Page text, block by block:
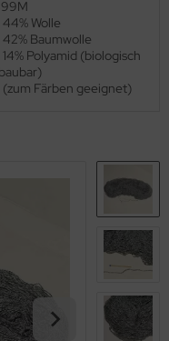
44% Wolle
42% Baumwolle
14% Polyamid (biologisch
(zum Färben geeignet)